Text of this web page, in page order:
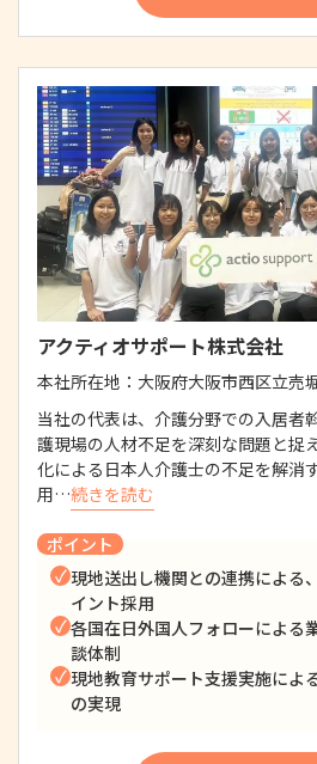
アクティオサポート株式会社
本社所在地： 大阪府大阪市西区立売
当社の代表は、介護分野での入居者
護現場の人材不足を深刻な問題と捉
化による日本人介護士の不足を解消
用…続きを読む
ポイント
現地送出し機関との連携による
イント採用
各国在日外国人フォローによる
談体制
現地教育サポート支援実施によ
の実現